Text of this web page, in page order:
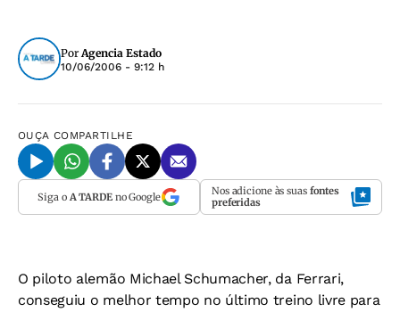
PorAgencia Estado
10/06/2006 - 9:12 h
OUÇA COMPARTILHE
Siga o A TARDEno Google Nos adicione às suas fontes
preferidas
O piloto alemão Michael Schumacher, da Ferrari,
conseguiu o melhor tempo no último treino livre para